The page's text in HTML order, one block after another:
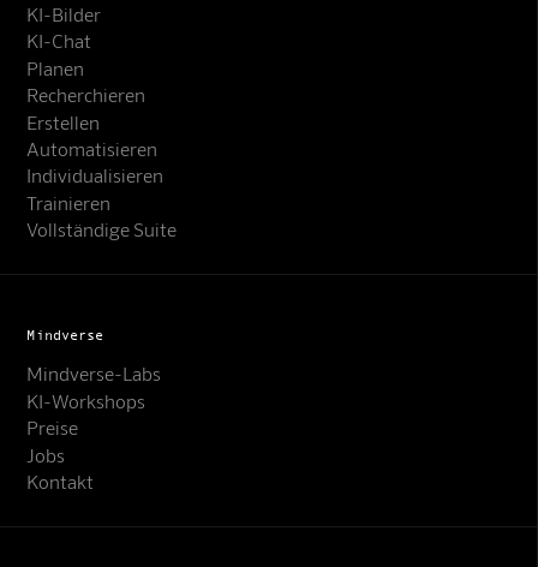
KI-Bilder
KI-Chat
Planen
Recherchieren
Erstellen
Automatisieren
Individualisieren
Trainieren
Vollständige Suite
Mindverse
Mindverse-Labs
KI-Workshops
Preise
Jobs
Kontakt